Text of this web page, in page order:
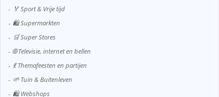
🏅 Sport & Vrije tijd
🛍️ Supermarkten
🛒 Super Stores
🌐 Televisie, internet en bellen
💃 Themafeesten en partijen
🌱 Tuin & Buitenleven
🛍️ Webshops